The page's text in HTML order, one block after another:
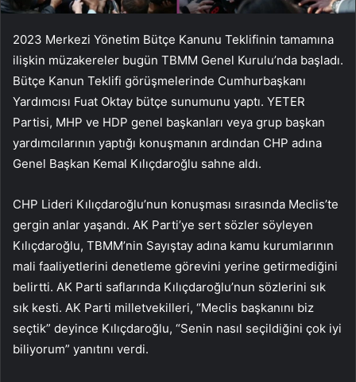
2023 Merkezi Yönetim Bütçe Kanunu Teklifinin tamamına
ilişkin müzakereler bugün TBMM Genel Kurulu’nda başladı.
Bütçe Kanun Teklifi görüşmelerinde Cumhurbaşkanı
Yardımcısı Fuat Oktay bütçe sunumunu yaptı. YETER
Partisi, MHP ve HDP genel başkanları veya grup başkan
yardımcılarının yaptığı konuşmanın ardından CHP adına
Genel Başkan Kemal Kılıçdaroğlu sahne aldı.
CHP Lideri Kılıçdaroğlu’nun konuşması sırasında Meclis’te
gergin anlar yaşandı. AK Parti’ye sert sözler söyleyen
Kılıçdaroğlu, TBMM’nin Sayıştay adına kamu kurumlarının
mali faaliyetlerini denetleme görevini yerine getirmediğini
belirtti. AK Parti saflarında Kılıçdaroğlu’nun sözlerini sık
sık kesti. AK Parti milletvekilleri, “Meclis başkanını biz
seçtik” deyince Kılıçdaroğlu, “Senin nasıl seçildiğini çok iyi
biliyorum” yanıtını verdi.